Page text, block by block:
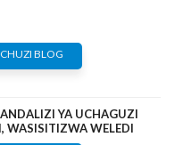
BLOG
YA UCHAGUZI
WASISITIZWA WELEDI